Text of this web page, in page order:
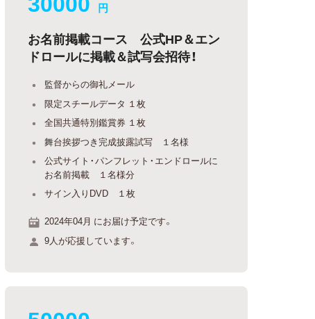
円
お名前掲載コース 公式HP＆エン
ドロールに掲載＆試写会招待！
監督からの御礼メール
限定スチールデータ １枚
全国共通特別鑑賞券 １枚
舞台挨拶つき完成披露試写 １名様
公式サイト・パンフレット・エンドロールに
お名前掲載 １名様分
サイン入りDVD １枚
2024年04月 にお届け予定です。
9人が応援しています。